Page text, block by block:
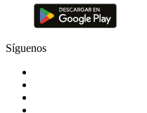
Síguenos